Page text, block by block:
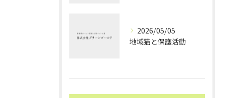
2026/05/05
地域猫と保護活動